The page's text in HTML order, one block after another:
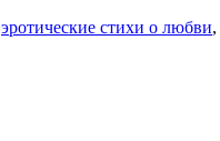
эротические стихи о любви,